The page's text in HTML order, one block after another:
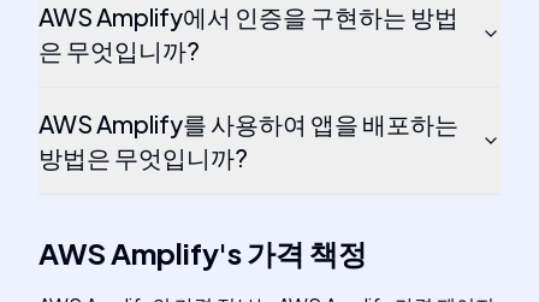
AWS Amplify에서 인증을 구현하는 방법
은 무엇입니까?
AWS Amplify를 사용하여 앱을 배포하는
방법은 무엇입니까?
AWS Amplify's가격 책정